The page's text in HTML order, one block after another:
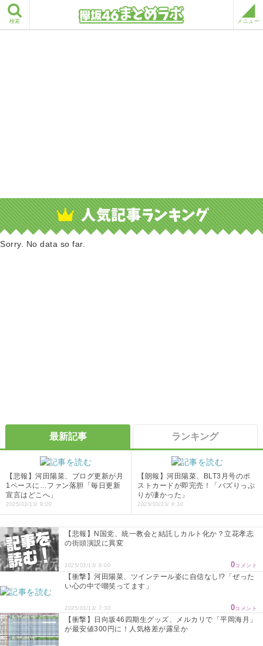
検索 メニュー
Sorry. No data so far.
最新記事 ランキング
【悲報】河田陽菜、ブログ更新が月
1ペースに…ファン落胆「毎日更新
宣言はどこへ」
2025/03/13/ 9:00
【朗報】河田陽菜、BLT3月号のポ
ストカードが即完売！「バズりっぷ
りが凄かった」
2025/03/13/ 8:30
【悲報】N国党、統一教会と結託しカルト化か？立花孝志
の街頭演説に異変
2025/03/13/ 8:00 0コメント
【衝撃】河田陽菜、ツインテール姿に自信なし!?「ぜった
い心の中で嘲笑ってます」
2025/03/13/ 7:30 0コメント
【衝撃】日向坂46四期生グッズ、メルカリで「平岡海月」
が最安値300円に！人気格差が露呈か